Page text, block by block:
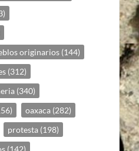
originarios (144)
(312)
(340)
oaxaca (282)
protesta (198)
(142)